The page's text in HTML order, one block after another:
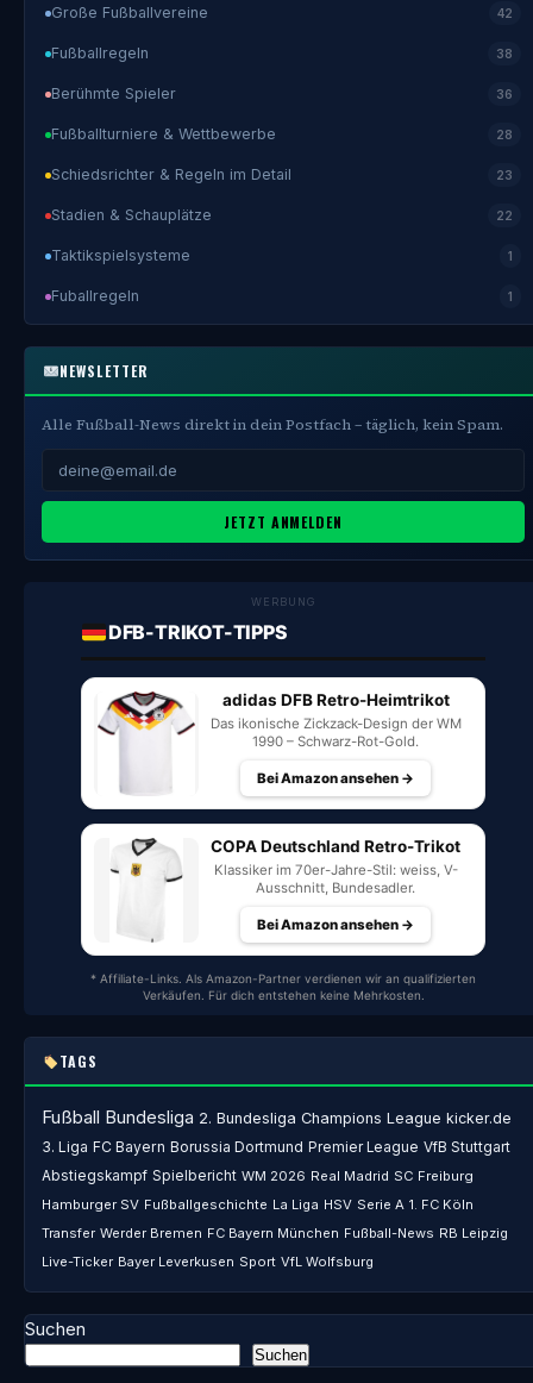
Große Fußballvereine 42
Fußballregeln 38
Berühmte Spieler 36
Fußballturniere & Wettbewerbe 28
Schiedsrichter & Regeln im Detail 23
Stadien & Schauplätze 22
Taktikspielsysteme 1
Fuballregeln 1
NEWSLETTER
Alle Fußball-News direkt in dein Postfach – täglich, kein Spam.
JETZT ANMELDEN
WERBUNG
DFB-TRIKOT-TIPPS
adidas DFB Retro-Heimtrikot
Das ikonische Zickzack-Design der WM
1990 – Schwarz-Rot-Gold.
Bei Amazon ansehen →
COPA Deutschland Retro-Trikot
Klassiker im 70er-Jahre-Stil: weiss, V-
Ausschnitt, Bundesadler.
Bei Amazon ansehen →
* Affiliate-Links. Als Amazon-Partner verdienen wir an qualifizierten
Verkäufen. Für dich entstehen keine Mehrkosten.
TAGS
Fußball Bundesliga 2. Bundesliga Champions League kicker.de
3. Liga FC Bayern Borussia Dortmund Premier League VfB Stuttgart
Abstiegskampf Spielbericht WM 2026 Real Madrid SC Freiburg
Hamburger SV Fußballgeschichte La Liga HSV Serie A 1. FC Köln
Transfer Werder Bremen FC Bayern München Fußball-News RB Leipzig
Live-Ticker Bayer Leverkusen Sport VfL Wolfsburg
Suchen
Suchen